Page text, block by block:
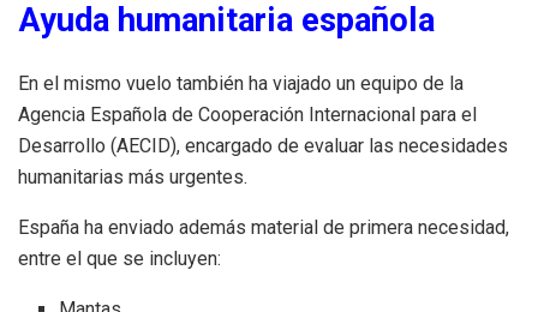
Ayuda humanitaria española
En el mismo vuelo también ha viajado un equipo de la
Agencia Española de Cooperación Internacional para el
Desarrollo (AECID), encargado de evaluar las necesidades
humanitarias más urgentes.
España ha enviado además material de primera necesidad,
entre el que se incluyen: